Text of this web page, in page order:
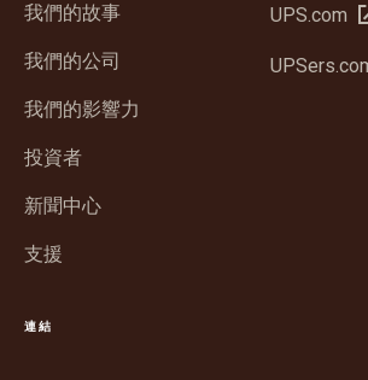
我們的故事
我們的公司
我們的影響力
投資者
新聞中心
支援
UPS.com
連結